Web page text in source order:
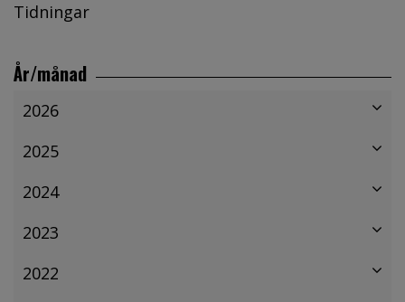
Tidningar
År/månad
2026
2025
2024
2023
2022